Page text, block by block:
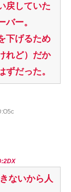
戻していた
ー。
下げるため
れど）だか
だった。
ないから人